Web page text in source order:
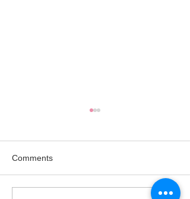
Comments